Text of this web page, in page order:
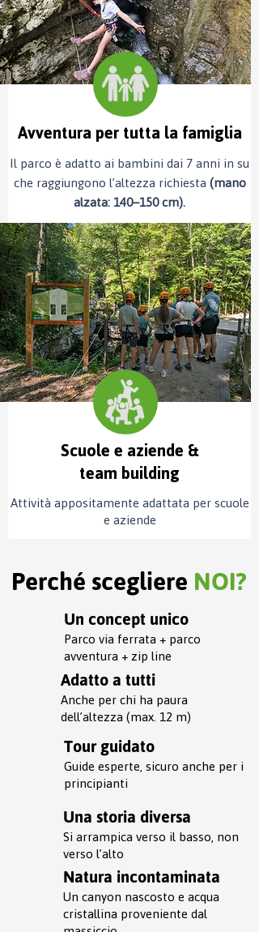
Avventura per tutta la famiglia
Il parco è adatto ai bambini dai 7 anni in su
che raggiungono l’altezza richiesta (mano
alzata: 140–150 cm).
Scuole e aziende &
team building
Attività appositamente adattata per scuole
e aziende
Perché scegliere NOI?
Un concept unico
Parco via ferrata + parco
avventura + zip line
Adatto a tutti
Anche per chi ha paura
dell’altezza (max. 12 m)
Tour guidato
Guide esperte, sicuro anche per i
principianti
Una storia diversa
Si arrampica verso il basso, non
verso l’alto
Natura incontaminata
Un canyon nascosto e acqua
cristallina proveniente dal